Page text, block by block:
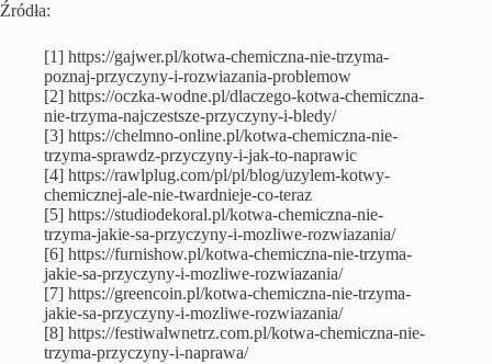
Źródła:
[1] https://gajwer.pl/kotwa-chemiczna-nie-trzyma-
poznaj-przyczyny-i-rozwiazania-problemow
[2] https://oczka-wodne.pl/dlaczego-kotwa-chemiczna-
nie-trzyma-najczestsze-przyczyny-i-bledy/
[3] https://chelmno-online.pl/kotwa-chemiczna-nie-
trzyma-sprawdz-przyczyny-i-jak-to-naprawic
[4] https://rawlplug.com/pl/pl/blog/uzylem-kotwy-
chemicznej-ale-nie-twardnieje-co-teraz
[5] https://studiodekoral.pl/kotwa-chemiczna-nie-
trzyma-jakie-sa-przyczyny-i-mozliwe-rozwiazania/
[6] https://furnishow.pl/kotwa-chemiczna-nie-trzyma-
jakie-sa-przyczyny-i-mozliwe-rozwiazania/
[7] https://greencoin.pl/kotwa-chemiczna-nie-trzyma-
jakie-sa-przyczyny-i-mozliwe-rozwiazania/
[8] https://festiwalwnetrz.com.pl/kotwa-chemiczna-nie-
trzyma-przyczyny-i-naprawa/